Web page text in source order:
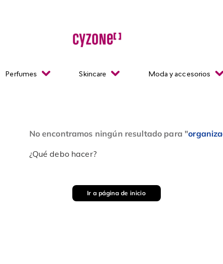
Perfumes Skincare Moda y accesorios
No encontramos ningún resultado para "
¿Qué debo hacer?
Ir a página de inicio